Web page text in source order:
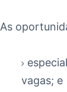
As
vagas; e